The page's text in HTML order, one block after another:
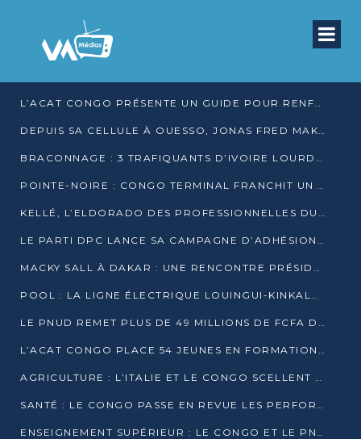
L’ACAT CONGO PRÉSENTE UN GUIDE POUR RENFORCER LES GARANTIES JUDICIAIRES EN GARDE À VUE
DEPUIS SA CELLULE À OUESSO, JONAS FRED MAKITA DÉNONCE CE QU’IL QUALIFIE DE DÉNI DE JUSTICE
BRACONNAGE : 3 TRAFIQUANTS D’IVOIRE LOURDEMENT CONDAMNÉS À DJAMBALA
POINTE-NOIRE : CONGO TERMINAL FRANCHIT UN CAP HISTORIQUE AVEC 99 MOUVEMENTS/HEURE
KELLÉ, L’ELDORADO DES PROFESSIONNELLES DU SEXE
LE PARTI DPC LANCE SA CAMPAGNE D’ADHÉSIONS ET VEUT STRUCTURER SA PRÉSENCE DANS LES 15 DÉPARTEMENTS
MACKY SALL À DAKAR : UNE RENCONTRE PRÉSIDENTIELLE QUI DIVISE L’OPINION SÉNÉGALAISE
POOL : LA LIGNE ÉLECTRIQUE LOUINGUI-KINKALA-BOKO MISE EN SERVICE
LE PNUD REMET PLUS DE 49 MILLIONS DE FCFA D’ÉQUIPEMENTS POUR ACCÉLÉRER LA NUMÉRISATION DU SYSTÈME DE SANTÉ
L’ACAT CONGO PLACE 54 JEUNES EN FORMATION PROFESSIONNELLE
AGRICULTURE : L’ITALIE ET LE CONGO SCELLENT UN PARTENARIAT POUR UNE PRODUCTION LOCALE DURABLE
SANTÉ : LE CONGO PASSE EN REVUE LES PERFORMANCES DE SES HÔPITAUX À MI-PARCOURS
ENSEIGNEMENT SUPÉRIEUR : LE CONGO ET LE PNUD VEULENT RAPPROCHER LA FORMATION UNIVERSITAIRE DES BESOINS DU MARCHÉ DE L’EMPLOI